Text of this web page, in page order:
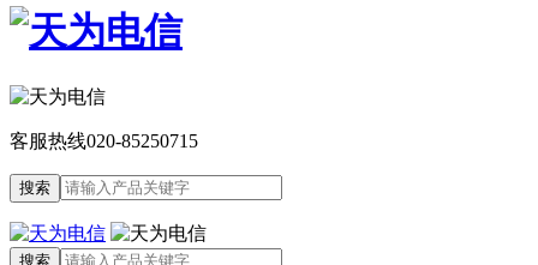
客服热线020-85250715